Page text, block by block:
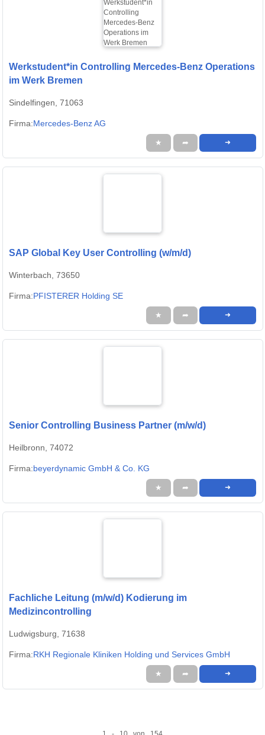
Werkstudent*in Controlling Mercedes-Benz Operations
im Werk Bremen
Sindelfingen, 71063
Firma:Mercedes-Benz AG
★ ➦ ➜
SAP Global Key User Controlling (w/m/d)
Winterbach, 73650
Firma:PFISTERER Holding SE
★ ➦ ➜
Senior Controlling Business Partner (m/w/d)
Heilbronn, 74072
Firma:beyerdynamic GmbH & Co. KG
★ ➦ ➜
Fachliche Leitung (m/w/d) Kodierung im
Medizincontrolling
Ludwigsburg, 71638
Firma:RKH Regionale Kliniken Holding und Services GmbH
★ ➦ ➜